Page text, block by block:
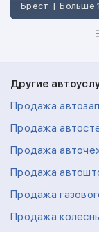
Брест | Больше
Другие
Продажа
Продажа
Продажа
Продажа
Продажа
Продажа